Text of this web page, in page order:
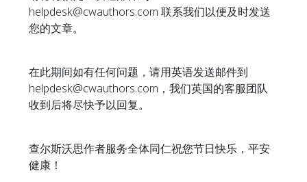
helpdesk@cwauthors.com 联系我们以便及时发送
您的文章。
在此期间如有任何问题，请用英语发送邮件到
helpdesk@cwauthors.com，我们英国的客服团队
收到后将尽快予以回复。
查尔斯沃思作者服务全体同仁祝您节日快乐，平安
健康！